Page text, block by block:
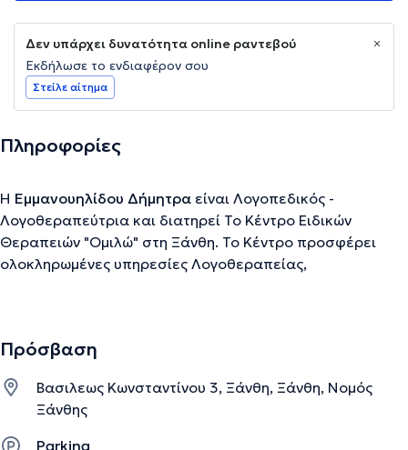
Δεν υπάρχει δυνατότητα online ραντεβού
Εκδήλωσε το ενδιαφέρον σου
Στείλε αίτημα
Πληροφορίες
Η Εμμανουηλίδου Δήμητρα είναι Λογοπεδικός -
Λογοθεραπεύτρια και διατηρεί Το Κέντρο Ειδικών
Θεραπειών "Ομιλώ" στη Ξάνθη. Το Κέντρο προσφέρει
ολοκληρωμένες υπηρεσίες Λογοθεραπείας,
παρέχουμε την υψηλότερη ποιότητα θεραπευτικής
Κέντρου Ειδικών Θεραπειών "Ομιλώ το Μήλο" είναι η
βελτίωση της λειτουργικότητας και της ποιότητας ζωής
παιδιών, εφήβων και ενηλίκων με δυσκολίες.
Πρόσβαση
Βασιλεως Κωνσταντίνου 3, Ξάνθη, Ξάνθη, Νομός
Ξάνθης
Parking